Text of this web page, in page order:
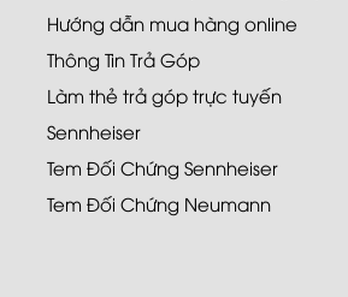
Hướng dẫn mua hàng online
Thông Tin Trả Góp
Làm thẻ trả góp trực tuyến
Sennheiser
Tem Đối Chứng Sennheiser
Tem Đối Chứng Neumann